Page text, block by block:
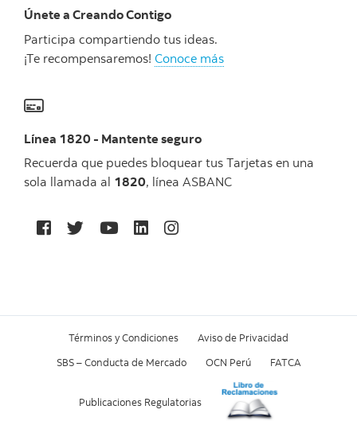
Únete a Creando Contigo
Participa compartiendo tus ideas.
¡Te recompensaremos! Conoce más
Línea 1820 - Mantente seguro
Recuerda que puedes bloquear tus Tarjetas en una
sola llamada al 1820, línea ASBANC
Términos y Condiciones Aviso de Privacidad
SBS – Conducta de Mercado OCN Perú FATCA
Publicaciones Regulatorias